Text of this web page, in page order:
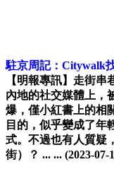
駐京周記：Citywalk
【明報專訊】走街串
內地的社交媒體上，
爆，僅小紅書上的相
目的，似乎變成了年
式。不過也有人質疑
街）？ ... ... (2023-07-